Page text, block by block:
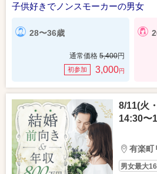
子供好きでノンスモーカーの男女
28〜36歳
通常価格 5,400円
初参加 3,000円
8/11(火
14:30〜
有楽町
男女最大